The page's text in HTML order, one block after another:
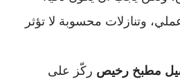
وتنازلات محسوبة لا تؤثر
مطبخ رخيص ركّز على